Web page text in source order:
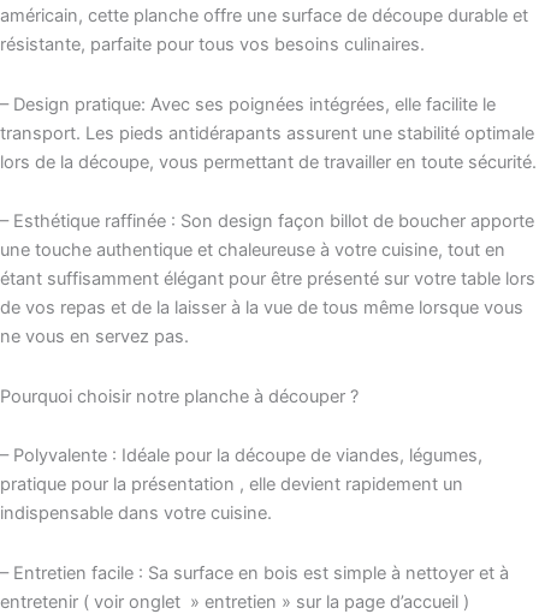
américain, cette planche offre une surface de découpe durable et
résistante, parfaite pour tous vos besoins culinaires.
– Design pratique: Avec ses poignées intégrées, elle facilite le
transport. Les pieds antidérapants assurent une stabilité optimale
lors de la découpe, vous permettant de travailler en toute sécurité.
– Esthétique raffinée : Son design façon billot de boucher apporte
une touche authentique et chaleureuse à votre cuisine, tout en
étant suffisamment élégant pour être présenté sur votre table lors
de vos repas et de la laisser à la vue de tous même lorsque vous
ne vous en servez pas.
Pourquoi choisir notre planche à découper ?
– Polyvalente : Idéale pour la découpe de viandes, légumes,
pratique pour la présentation , elle devient rapidement un
indispensable dans votre cuisine.
– Entretien facile : Sa surface en bois est simple à nettoyer et à
entretenir ( voir onglet » entretien » sur la page d’accueil )